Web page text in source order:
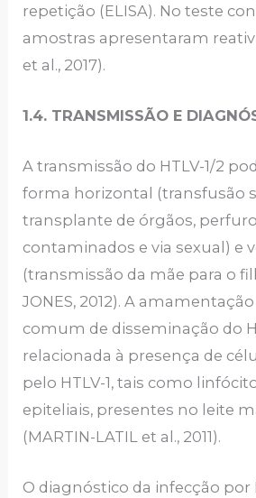
repetição (ELISA). No teste
amostras apresentaram
et al., 2017).
1.4. TRANSMISSÃO E
A transmissão do HTLV-1/2
forma horizontal (transfusão
transplante de órgãos,
contaminados e via sexual) e
(transmissão da mãe para o
JONES, 2012). A
comum de disseminação do
relacionada à presença de
pelo HTLV-1, tais como
epiteliais, presentes no leite
(MARTIN-LATIL et al., 2011).
O diagnóstico da infecção por